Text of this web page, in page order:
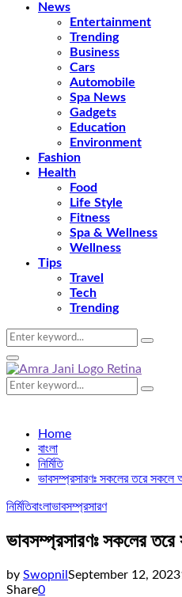
News
Entertainment
Trending
Business
Cars
Automobile
Spa News
Gadgets
Education
Environment
Fashion
Health
Food
Life Style
Fitness
Spa & Wellness
Wellness
Tips
Travel
Tech
Trending
Search
for:
Search
Primary
Menu
Search
for:
Search
Home
বাংলা
নির্মিতি
ভাবসম্প্রসারণঃ সকলের তরে
নির্মিতিবাংলাভাবসম্প্রসারণ
ভাবসম্প্রসারণঃ সকলের
by Swopnil September 12, 2023
Share0